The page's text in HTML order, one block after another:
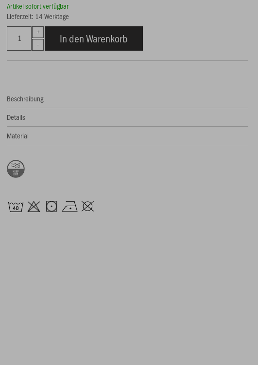
Artikel sofort verfügbar
Lieferzeit: 14 Werktage
In den Warenkorb
Beschreibung
Details
Material